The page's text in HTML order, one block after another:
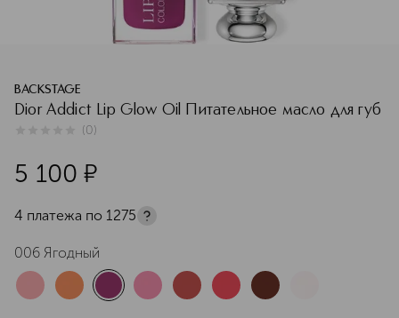
BACKSTAGE
Dior Addict Lip Glow Oil Питательное масло для губ
(0)
5 100 ¤
4 платежа по 1275
006 Ягодный